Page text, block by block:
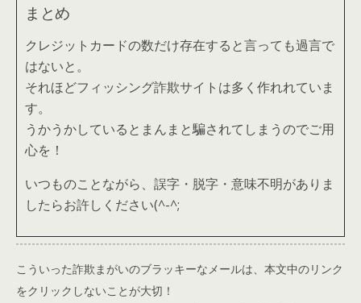
まとめ
クレジットカードの数だけ存在すると言っても過言で
はないと。
それほどフィッシング詐欺サイトは多く作れれていま
す。
うかうかしているとまんまと騙されてしまうのでご用
心を！
いつものことながら、誤字・脱字・意味不明がありま
したらお許しください(^-^;
こういった詐欺まがいのブラッキーなメールは、本文中のリンク
をクリックしないことが大切！